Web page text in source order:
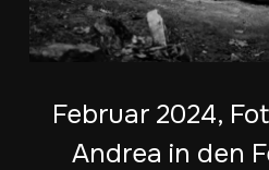
Februar 2024,
Andrea in den